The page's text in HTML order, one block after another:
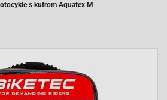
s kufrom Aquatex M